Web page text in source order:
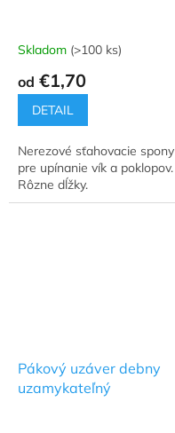
Priemerné
produktu
4,5
5
hviezdičiek.
Skladom (>100 ks)
od €1,70
DETAIL
Nerezové sťahovacie spony
pre upínanie vík a poklopov.
Rôzne dĺžky.
Pákový uzáver debny
uzamykateľný